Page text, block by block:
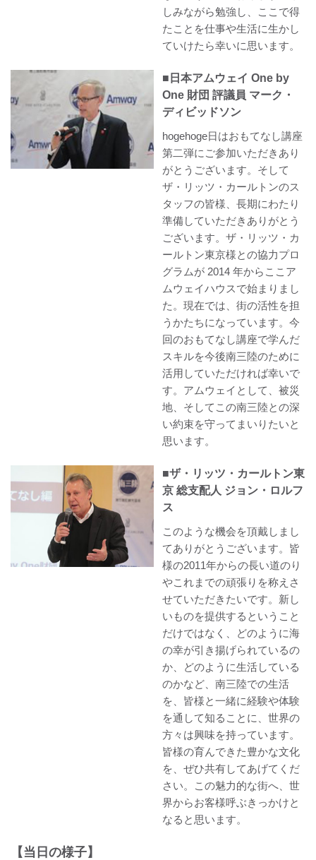
しみながら勉強し、ここで得
たことを仕事や生活に生かし
ていけたら幸いに思います。
■日本アムウェイ One by
One 財団 評議員 マーク・
ディビッドソン
hogehoge日はおもてなし講座
第二弾にご参加いただきあり
がとうございます。そして
ザ・リッツ・カールトンのス
タッフの皆様、長期にわたり
準備していただきありがとう
ございます。ザ・リッツ・カ
ールトン東京様との協力プロ
グラムが 2014 年からここア
ムウェイハウスで始まりまし
た。現在では、街の活性を担
うかたちになっています。今
回のおもてなし講座で学んだ
スキルを今後南三陸のために
活用していただければ幸いで
す。アムウェイとして、被災
地、そしてこの南三陸との深
い約束を守ってまいりたいと
思います。
■ザ・リッツ・カールトン東
京 総支配人 ジョン・ロルフ
ス
このような機会を頂戴しまし
てありがとうございます。皆
様の2011年からの長い道のり
やこれまでの頑張りを称えさ
せていただきたいです。新し
いものを提供するということ
だけではなく、どのように海
の幸が引き揚げられているの
か、どのように生活している
のかなど、南三陸での生活
を、皆様と一緒に経験や体験
を通して知ることに、世界の
方々は興味を持っています。
皆様の育んできた豊かな文化
を、ぜひ共有してあげてくだ
さい。この魅力的な街へ、世
界からお客様呼ぶきっかけと
なると思います。
【当日の様子】